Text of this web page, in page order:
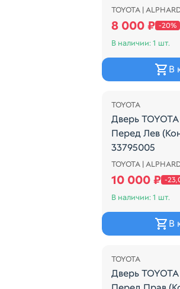
COLOR -1E4
TOYOTA |
8 000 ₽ -20%
В наличии: 1 шт.
В
Распродажа
TOYOTA
Дверь
Перед Лев
33795005
COLOR -1E4
TOYOTA |
10 000 ₽ -
В наличии: 1 шт.
В
Распродажа
TOYOTA
Дверь